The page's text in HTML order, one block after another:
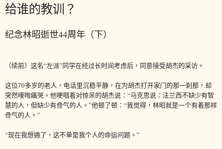
给谁的教训？
纪念林昭逝世44周年（下）
（续前）这名“左派”同学在经过长时间考虑后，同意接受胡杰的采访。
这位70多岁的老人，电话里沉稳平静，在为胡杰打开家门的那一刹那，却
突然嚎啕痛哭。他哽咽着对惊呆的胡杰说：“马克思说：法兰西不缺少有智
慧的人，但缺少有骨气的人。”他顿了顿：“我觉得，林昭就是一个有着那样
骨气的人。”
“现在我想通了，这不单是我个人的命运问题。”